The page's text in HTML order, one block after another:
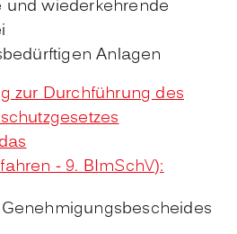
und wiederkehrende
Anlagen
zur Durchführung des
- 9. BImSchV):